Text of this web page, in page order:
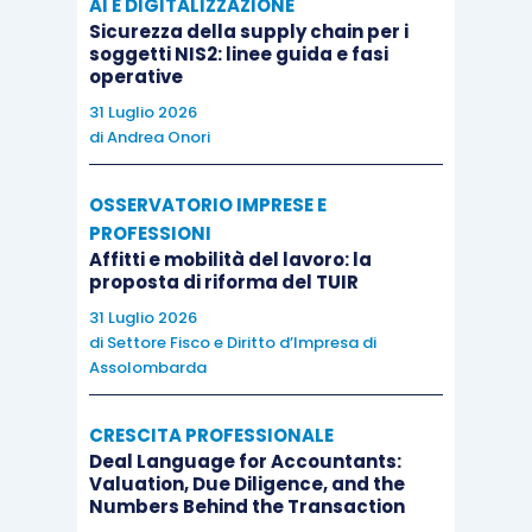
maggio 2022. In tale fase l’impresa proponente
può svolgere le seguenti attività:
accesso alla procedura informatica
immissione delle informazioni e dei dati
domanda, oltre al caricamento dei relativi
allegati;
generazione del modulo di domanda
formato pdf immodificabile, contenente le
informazioni fornite dal soggetto
proponente e apposizione della firma
digitale;
caricamento della domanda firmata
digitalmente e conseguenterilascio del
AI E DIGITALIZZAZIONE
Sicurezza della supply chain per i
soggetti NIS2: linee guida e fasi
operative
31 Luglio 2026
diAndrea Onori
OSSERVATORIO IMPRESE E
PROFESSIONI
Affitti e mobilità del lavoro: la
proposta di riforma del TUIR
31 Luglio 2026
di Settore Fisco e Diritto d’Impresa di
Assolombarda
CRESCITA PROFESSIONALE
Deal Language for Accountants:
Valuation, Due Diligence, and the
Numbers Behind the Transaction